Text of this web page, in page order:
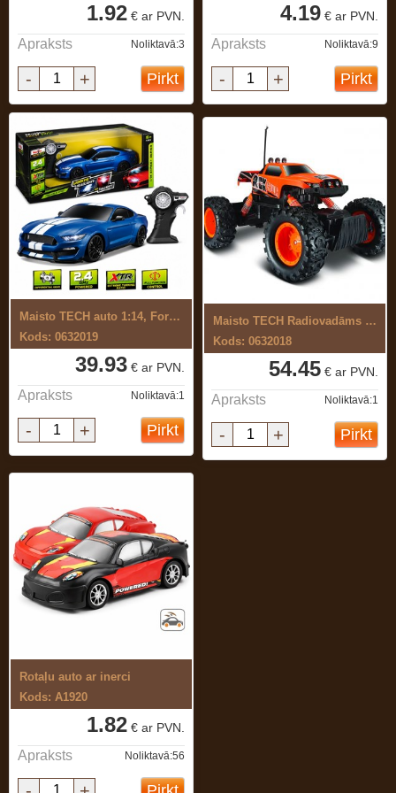
1.92 € ar PVN.
Apraksts Noliktavā:3
- + Pirkt
4.19 € ar PVN.
Apraksts Noliktavā:9
- + Pirkt
Maisto TECH auto 1:14, Ford Shelby ...
Kods: 0632019
39.93 € ar PVN.
Apraksts Noliktavā:1
- + Pirkt
Maisto TECH Radiovadāms rotaļu auto ...
Kods: 0632018
54.45 € ar PVN.
Apraksts Noliktavā:1
- + Pirkt
Rotaļu auto ar inerci
Kods: A1920
1.82 € ar PVN.
Apraksts Noliktavā:56